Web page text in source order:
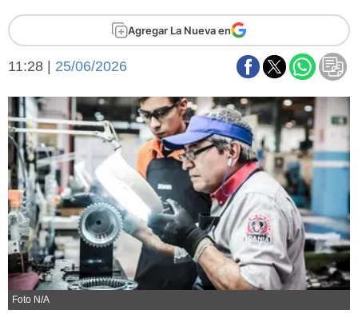
Básquetbol
Fútbol
Arte y cultura
Cines
Economía y campo
Economía y finanzas
Con el campo
Espacio empresas
Sociedad y tiempo
libre
Sociedad
Tecnología
Turismo
Salud
Es viral
El tiempo
Agregar La Nueva en
11:28 | 25/06/2026
Foto N/A